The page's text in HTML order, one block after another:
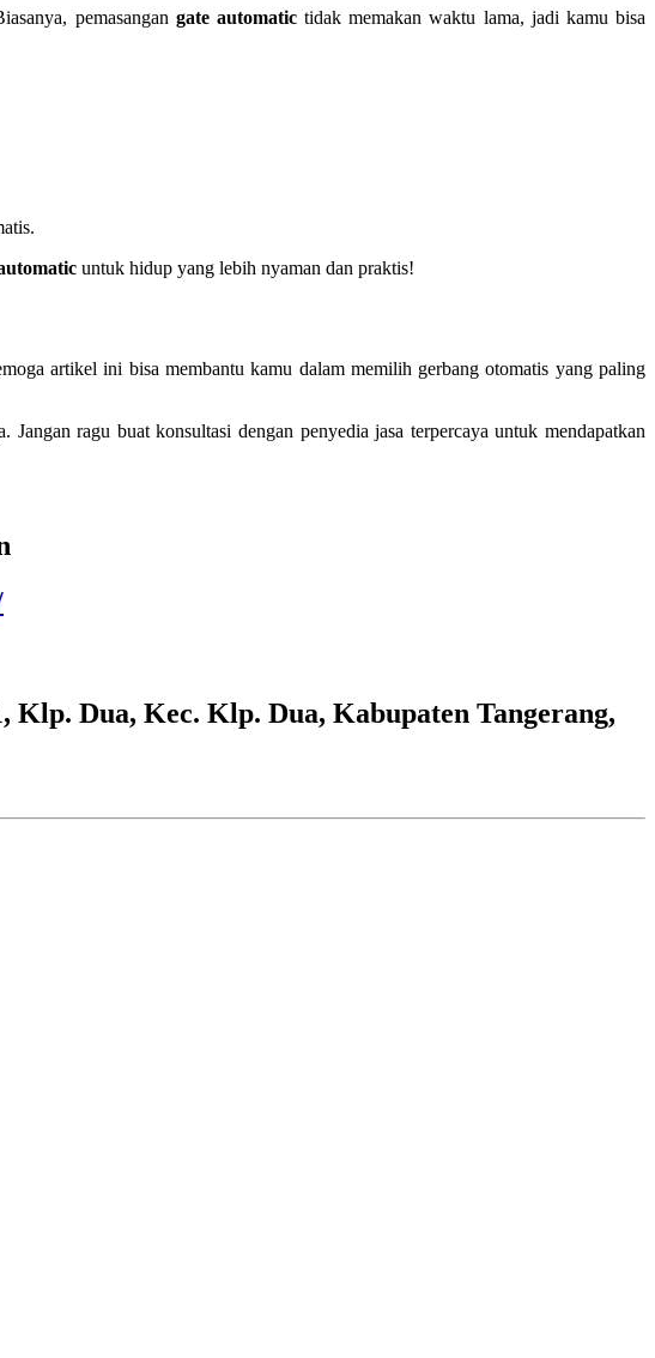
pemasangan gate automatictidak memakan waktu lama, jadi kamu bisa
untuk hidup yang lebih nyaman dan praktis!
artikel ini bisa membantu kamu dalam memilih gerbang otomatis yang paling
Jangan ragu buat konsultasi dengan penyedia jasa terpercaya untuk mendapatkan
Klp. Dua, Kec. Klp. Dua, Kabupaten Tangerang,